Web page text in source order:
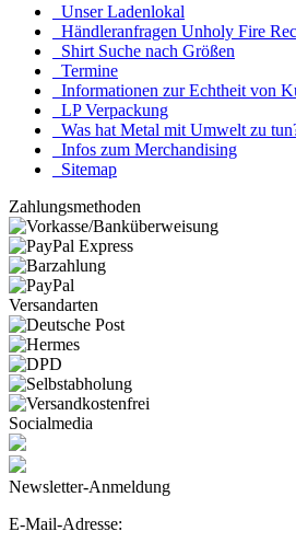
Unser Ladenlokal
Händleranfragen Unholy Fire
Shirt Suche nach Größen
Termine
Informationen zur Echtheit von
LP Verpackung
Was hat Metal mit Umwelt zu
Infos zum Merchandising
Sitemap
Zahlungsmethoden
Versandarten
Socialmedia
Newsletter-Anmeldung
E-Mail-Adresse: